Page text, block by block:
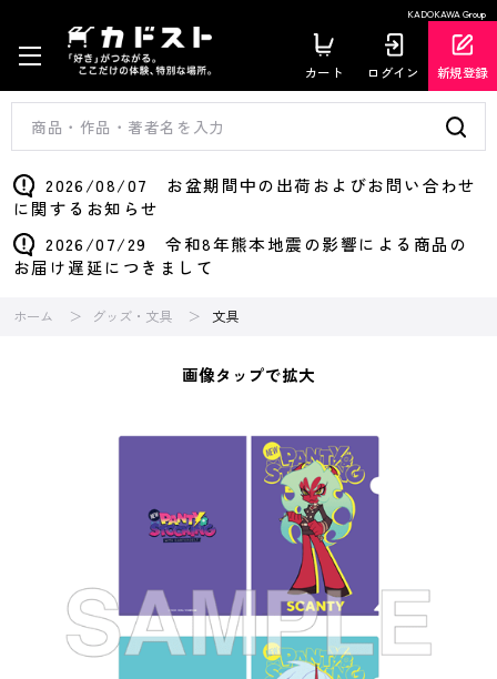
KADOKAWA Group
カート ログイン 新規登録
2026/08/07 お盆期間中の出荷およびお問い合わせ
に関するお知らせ
2026/07/29 令和8年熊本地震の影響による商品の
お届け遅延につきまして
ホーム グッズ・文具 文具
画像タップで拡大